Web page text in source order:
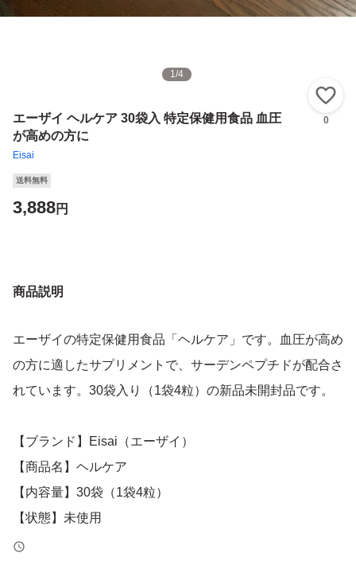
1/4
エーザイ ヘルケア 30袋入 特定保健用食品 血圧
が高めの方に
Eisai
0
送料無料
3,888円
商品説明
エーザイの特定保健用食品「ヘルケア」です。血圧が高め
の方に適したサプリメントで、サーデンペプチドが配合さ
れています。30袋入り（1袋4粒）の新品未開封品です。
【ブランド】Eisai（エーザイ）
【商品名】ヘルケア
【内容量】30袋（1袋4粒）
【状態】未使用
【特徴】特定保健用食品（トクホ）、サーデンペプチド配